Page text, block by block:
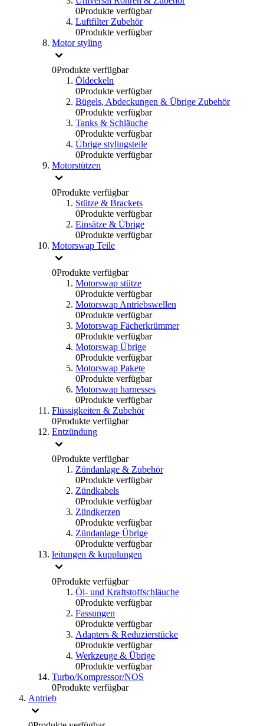
0Produkte verfügbar
Luftfilter Zubehör
0Produkte verfügbar
Motor styling
0Produkte verfügbar
Öldeckeln
0Produkte verfügbar
Bügels, Abdeckungen & Übrige Zubehör
0Produkte verfügbar
Tanks & Schläuche
0Produkte verfügbar
Übrige stylingsteile
0Produkte verfügbar
Motorstützen
0Produkte verfügbar
Stütze & Brackets
0Produkte verfügbar
Einsätze & Übrige
0Produkte verfügbar
Motorswap Teile
0Produkte verfügbar
Motorswap stütze
0Produkte verfügbar
Motorswap Antriebswellen
0Produkte verfügbar
Motorswap Fächerkrümmer
0Produkte verfügbar
Motorswap Übrige
0Produkte verfügbar
Motorswap Pakete
0Produkte verfügbar
Motorswap harnesses
0Produkte verfügbar
Flüssigkeiten & Zubehör
0Produkte verfügbar
Entzündung
0Produkte verfügbar
Zündanlage & Zubehör
0Produkte verfügbar
Zündkabels
0Produkte verfügbar
Zündkerzen
0Produkte verfügbar
Zündanlage Übrige
0Produkte verfügbar
leitungen & kupplungen
0Produkte verfügbar
Öl- und Kraftstoffschläuche
0Produkte verfügbar
Fassungen
0Produkte verfügbar
Adapters & Reduzierstücke
0Produkte verfügbar
Werkzeuge & Übrige
0Produkte verfügbar
Turbo/Kompressor/NOS
0Produkte verfügbar
Antrieb